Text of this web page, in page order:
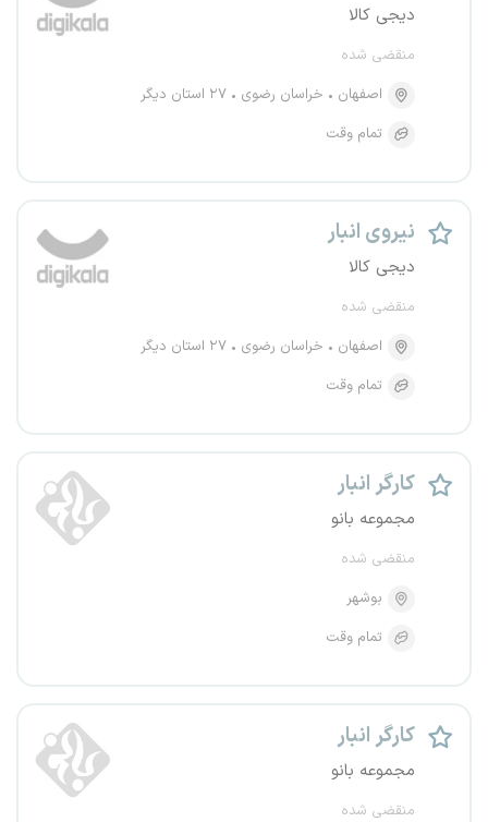
دیجی کالا
منقضی شده
اصفهان
خراسان رضوی
۲۷ استان دیگر
تمام وقت
نیروی انبار
دیجی کالا
منقضی شده
اصفهان
خراسان رضوی
۲۷ استان دیگر
تمام وقت
کارگر انبار
مجموعه بانو
منقضی شده
بوشهر
تمام وقت
کارگر انبار
مجموعه بانو
منقضی شده